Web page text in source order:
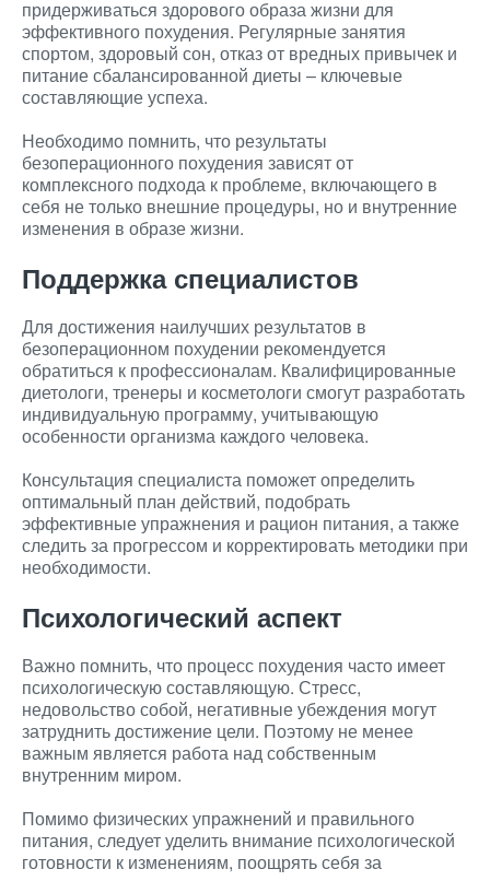
придерживаться здорового образа жизни для
эффективного похудения. Регулярные занятия
спортом, здоровый сон, отказ от вредных привычек и
питание сбалансированной диеты – ключевые
составляющие успеха.
Необходимо помнить, что результаты
безоперационного похудения зависят от
комплексного подхода к проблеме, включающего в
себя не только внешние процедуры, но и внутренние
изменения в образе жизни.
Поддержка специалистов
Для достижения наилучших результатов в
безоперационном похудении рекомендуется
обратиться к профессионалам. Квалифицированные
диетологи, тренеры и косметологи смогут разработать
индивидуальную программу, учитывающую
особенности организма каждого человека.
Консультация специалиста поможет определить
оптимальный план действий, подобрать
эффективные упражнения и рацион питания, а также
следить за прогрессом и корректировать методики при
необходимости.
Психологический аспект
Важно помнить, что процесс похудения часто имеет
психологическую составляющую. Стресс,
недовольство собой, негативные убеждения могут
затруднить достижение цели. Поэтому не менее
важным является работа над собственным
внутренним миром.
Помимо физических упражнений и правильного
питания, следует уделить внимание психологической
готовности к изменениям, поощрять себя за